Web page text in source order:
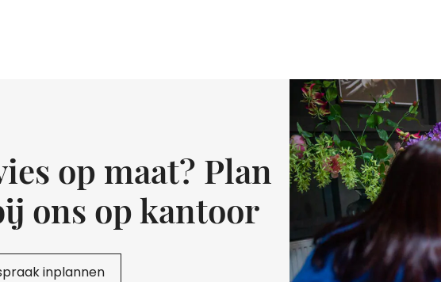
op maat? Plan
ons op kantoor
inplannen